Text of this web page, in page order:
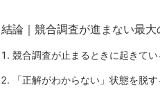
結論｜競合調査が進まない最
競合調査が止まるときに起きてい
「正解がわからない」状態を脱